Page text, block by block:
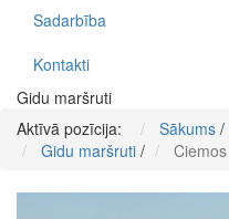
Sadarbība
Kontakti
Gidu maršruti
Aktīvā pozīcija:
Sākums /
Gidu maršruti /